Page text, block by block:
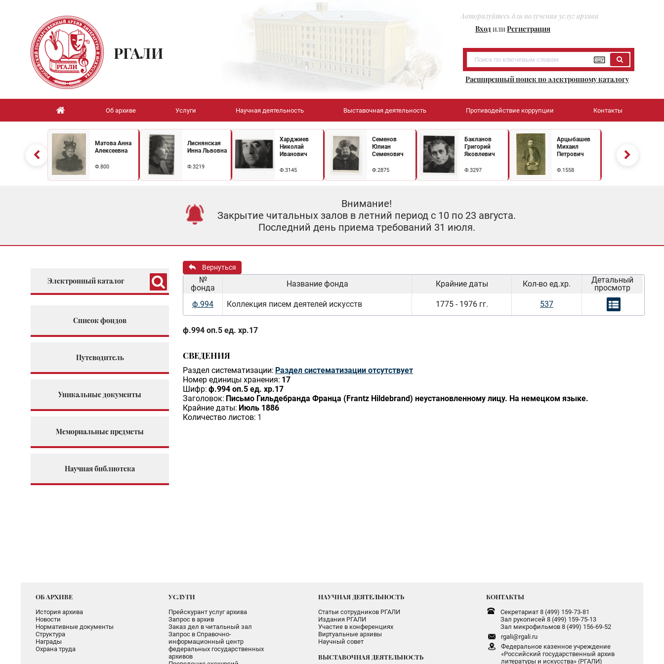
Авторизуйтесь для получения услуг архива
ВходилиРегистрация
РГАЛИ
Расширенный поиск по электронному каталогу
Об архиве Услуги Научная деятельность Выставочная деятельность Противодействие коррупции Контакты
Матова Анна
Алексеевна
Ф.800
Лиснянская
Инна Львовна
Ф.3219
Харджиев
Николай
Иванович
Ф.3145
Семенов
Юлиан
Семенович
Ф.2875
Бакланов
Григорий
Яковлевич
Ф.3297
Арцыбашев
Михаил
Петрович
Ф.1558
Внимание!
Закрытие читальных залов в летний период с 10 по 23 августа.
Последний день приема требований 31 июля.
Электронный каталог
Список фондов
Путеводитель
Уникальные документы
Мемориальные предметы
Научная библиотека
Вернуться
№
фонда
Название фонда Крайние даты Кол-во ед.хр.
Детальный
просмотр
ф.994
Коллекция писем деятелей искусств 1775 - 1976 гг. 537
ф.994 оп.5 ед. хр.17
СВЕДЕНИЯ
Раздел систематизации: Раздел систематизации отсутствует
Номер единицы хранения: 17
Шифр: ф.994 оп.5 ед. хр.17
Заголовок: Письмо Гильдебранда Франца (Frantz Hildebrand) неустановленному лицу. На немецком языке.
Крайние даты: Июль 1886
Количество листов: 1
ОБ АРХИВЕ
История архива
Новости
Нормативные документы
Структура
Награды
Охрана труда
УСЛУГИ
Прейскурант услуг архива
Запрос в архив
Заказ дел в читальный зал
Запрос в Справочно-
информационный центр
федеральных государственных
архивов
НАУЧНАЯ ДЕЯТЕЛЬНОСТЬ
Статьи сотрудников РГАЛИ
Издания РГАЛИ
Участие в конференциях
Виртуальные архивы
Научный совет
ВЫСТАВОЧНАЯ ДЕЯТЕЛЬНОСТЬ
КОНТАКТЫ
Секретариат 8 (499) 159-73-81
Зал рукописей 8 (499) 159-75-13
Зал микрофильмов 8 (499) 156-69-52
rgali@rgali.ru
Федеральное казенное учреждение
«Российский государственный архив
литературы и искусства» (РГАЛИ)